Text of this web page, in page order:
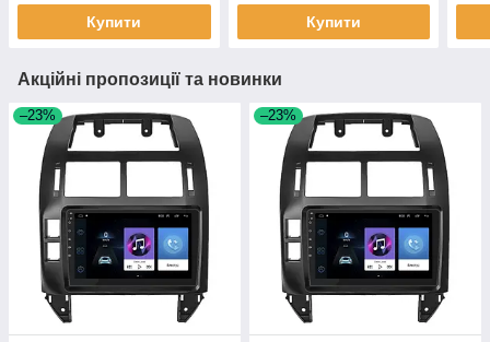
Купити Купити
Акційні пропозиції та новинки
–23% –23%